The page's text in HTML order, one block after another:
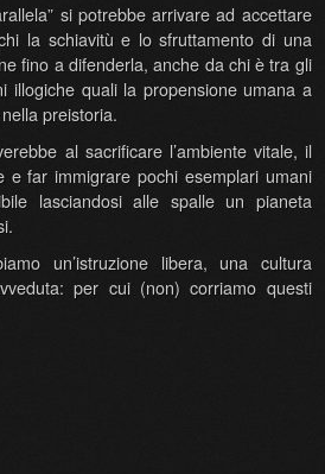
si potrebbe arrivare ad accettare
la schiavitù e lo sfruttamento di una
fino a difenderla, anche da chi è tra gli
illogiche quali la propensione umana a
preistoria.
al sacrificare l’ambiente vitale, il
e far immigrare pochi esemplari umani
lasciandosi alle spalle un pianeta
un’istruzione libera, una cultura
per cui (non) corriamo questi